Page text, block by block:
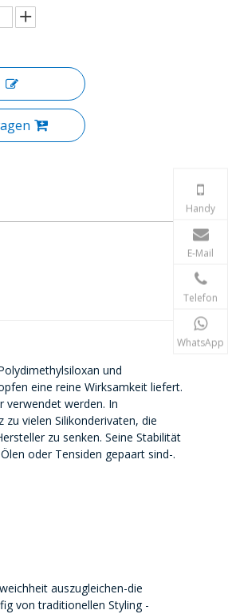
und
eine reine Wirksamkeit liefert.
verwendet werden. In
vielen Silikonderivaten, die
zu senken. Seine Stabilität
oder Tensiden gepaart sind-.
auszugleichen-die
von traditionellen Styling -
Handy
E-Mail
Telefon
WhatsApp